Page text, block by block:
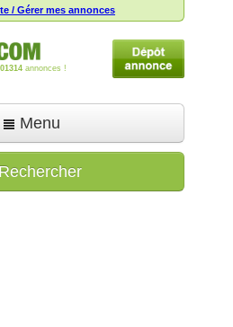
/ Gérer mes annonces
annonces !
Menu
une annonce
Rechercher